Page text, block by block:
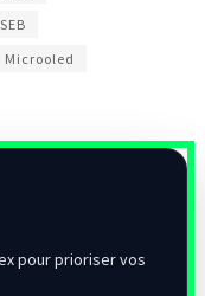
Microoled
pour prioriser vos